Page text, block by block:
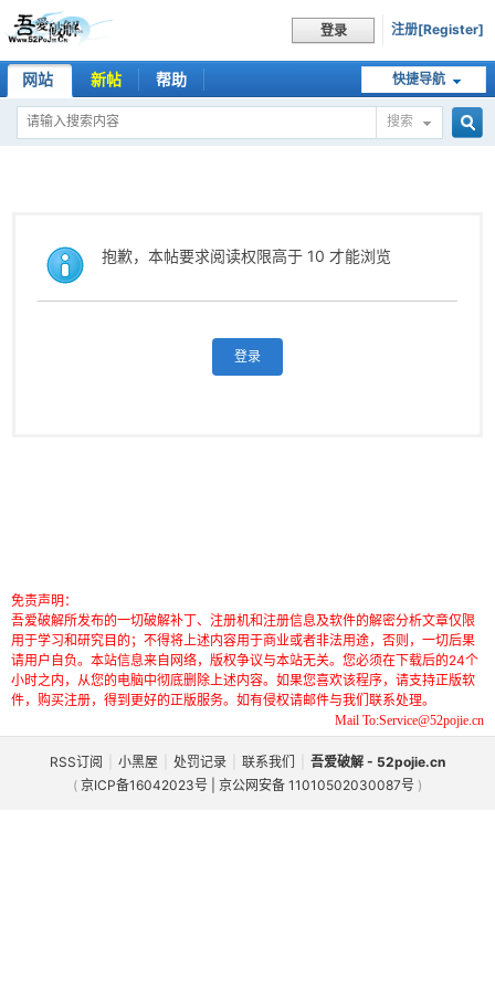
登录 注册[Register]
快捷导航
网站 新帖 帮助
搜索
抱歉，本帖要求阅读权限高于 10 才能浏览
登录
免责声明：
吾爱破解所发布的一切破解补丁、注册机和注册信息及软件的解密分析文章仅限
用于学习和研究目的；不得将上述内容用于商业或者非法用途，否则，一切后果
请用户自负。本站信息来自网络，版权争议与本站无关。您必须在下载后的24个
小时之内，从您的电脑中彻底删除上述内容。如果您喜欢该程序，请支持正版软
件，购买注册，得到更好的正版服务。如有侵权请邮件与我们联系处理。
Mail To:Service@52pojie.cn
RSS订阅 小黑屋 处罚记录 联系我们
吾爱破解 - 52pojie.cn
( 京ICP备16042023号 | 京公网安备 11010502030087号 )